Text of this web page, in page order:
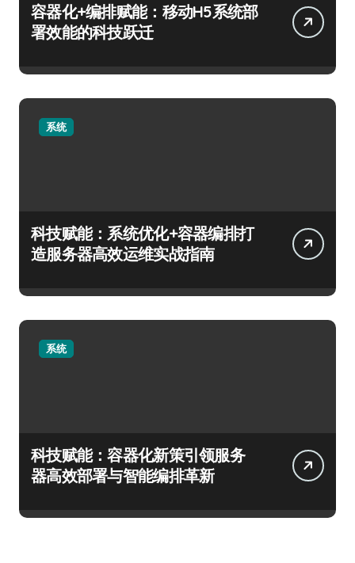
容器化+编排赋能：移动H5系统部
署效能的科技跃迁
系统
科技赋能：系统优化+容器编排打
造服务器高效运维实战指南
系统
科技赋能：容器化新策引领服务
器高效部署与智能编排革新